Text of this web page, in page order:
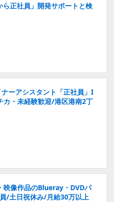
正社員」開発サポートと検
ーアシスタント「正社員」I
カ・未経験歓迎/港区港南2丁
映像作品のBlueray・DVDパ
/土日祝休み/月給30万以上